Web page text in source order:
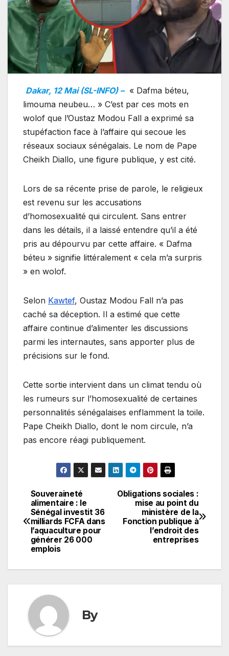
Dakar, 12 Mai (SL-INFO) – « Dafma béteu,
limouma neubeu… » C’est par ces mots en
wolof que l’Oustaz Modou Fall a exprimé sa
stupéfaction face à l’affaire qui secoue les
réseaux sociaux sénégalais. Le nom de Pape
Cheikh Diallo, une figure publique, y est cité.
Lors de sa récente prise de parole, le religieux
est revenu sur les accusations
d’homosexualité qui circulent. Sans entrer
dans les détails, il a laissé entendre qu’il a été
pris au dépourvu par cette affaire. « Dafma
béteu » signifie littéralement « cela m’a surpris
» en wolof.
Selon Kawtef, Oustaz Modou Fall n’a pas
caché sa déception. Il a estimé que cette
affaire continue d’alimenter les discussions
parmi les internautes, sans apporter plus de
précisions sur le fond.
Cette sortie intervient dans un climat tendu où
les rumeurs sur l’homosexualité de certaines
personnalités sénégalaises enflamment la toile.
Pape Cheikh Diallo, dont le nom circule, n’a
pas encore réagi publiquement.
Navigation
de
l’article
Obligations sociales :
mise au point du
ministère de la
Fonction publique à
l’endroit des
entreprises
Souveraineté
alimentaire : le
Sénégal investit 36
milliards FCFA dans
l’aquaculture pour
générer 26 000
emplois
By